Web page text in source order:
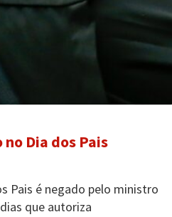
Dia dos Pais
Pais é negado pelo ministro
que autoriza